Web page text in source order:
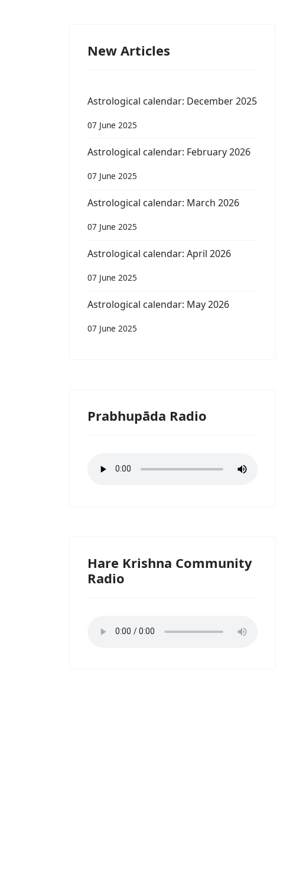
New Articles
Astrological calendar: December 2025
07 June 2025
Astrological calendar: February 2026
07 June 2025
Astrological calendar: March 2026
07 June 2025
Astrological calendar: April 2026
07 June 2025
Astrological calendar: May 2026
07 June 2025
Prabhupāda Radio
Hare Krishna Community
Radio